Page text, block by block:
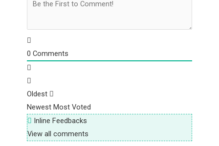
0 Comments
Oldest
Newest Most Voted
Inline Feedbacks
View all comments